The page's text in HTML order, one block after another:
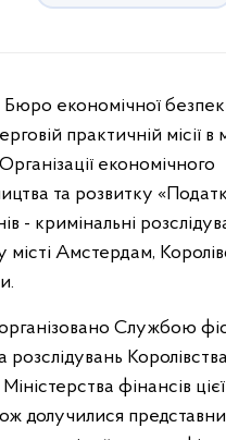
Бюро економічної
практичній місії
економічного
та розвитку
- кримінальні
місті Амстердам,
Службою
розслідувань
фінансів
долучилися